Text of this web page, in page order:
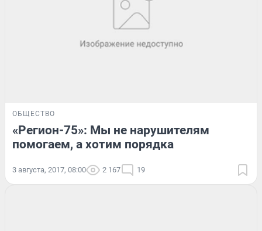
ОБЩЕСТВО
«Регион-75»: Мы не нарушителям
помогаем, а хотим порядка
3 августа, 2017, 08:00 2 167 19